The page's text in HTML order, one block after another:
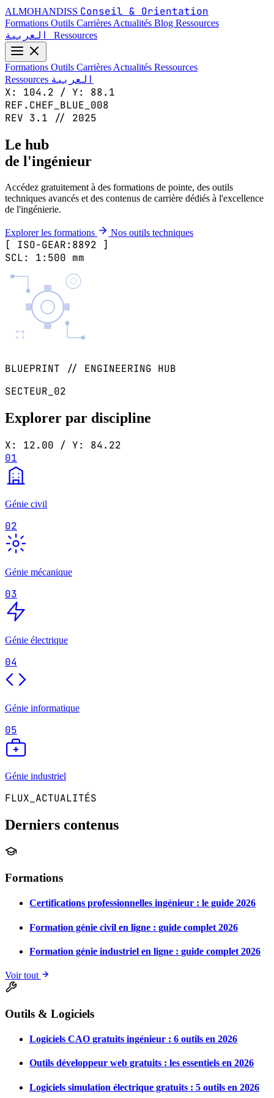
ALMOHANDISS Conseil & Orientation
Formations Outils Carrières Actualités Blog Ressources
Ressources
Formations Outils Carrières Actualités Ressources
Ressources العربية
X: 104.2 / Y: 88.1
REF.CHEF_BLUE_008
REV 3.1 // 2025
Le hub
de l'ingénieur
Accédez gratuitement à des formations de pointe, des outils
techniques avancés et des contenus de carrière dédiés à l'excellence
de l'ingénierie.
Explorer les formations Nos outils techniques
[ ISO-GEAR:8892 ]
SCL: 1:500 mm
BLUEPRINT // ENGINEERING HUB
SECTEUR_02
Explorer par discipline
X: 12.00 / Y: 84.22
01
Génie civil
02
Génie mécanique
03
Génie électrique
04
Génie informatique
05
Génie industriel
FLUX_ACTUALITÉS
Derniers contenus
Formations
Certifications professionnelles ingénieur : le guide 2026
Formation génie civil en ligne : guide complet 2026
Formation génie industriel en ligne : guide complet 2026
Voir tout
Outils & Logiciels
Logiciels CAO gratuits ingénieur : 6 outils en 2026
Outils développeur web gratuits : les essentiels en 2026
Logiciels simulation électrique gratuits : 5 outils en 2026